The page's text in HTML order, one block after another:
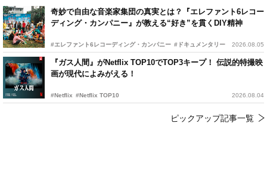
奇妙で自由な音楽家集団の真実とは？『エレファント6レコー
ディング・カンパニー』が教える“好き”を貫くDIY精神
#エレファント6レコーディング・カンパニー #ドキュメンタリー 2026.08.05
『ガス人間』がNetflix TOP10でTOP3キープ！ 伝説的特撮映
画が現代によみがえる！
#Netflix #Netflix TOP10 2026.08.04
ピックアップ記事一覧